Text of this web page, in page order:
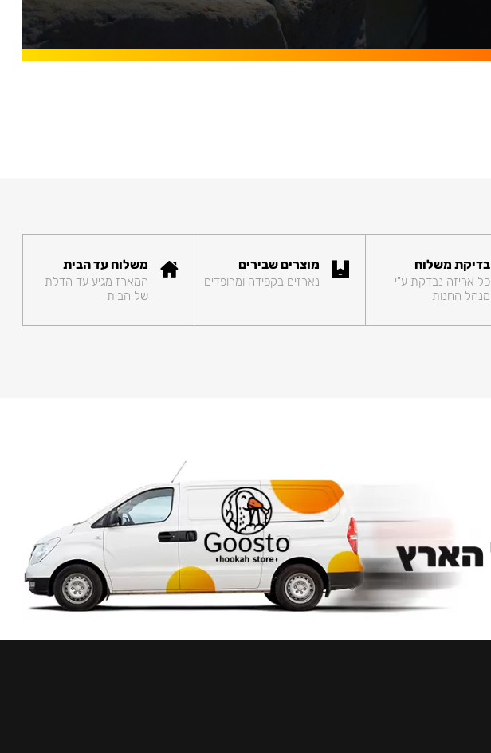
בדיקת משלוח
כל אריזה נבדקת ע"י
מנהל החנות
מוצרים שבירים
נארזים בקפידה ומרופדים
משלוח עד הבית
המארז מגיע עד הדלת
של הבית